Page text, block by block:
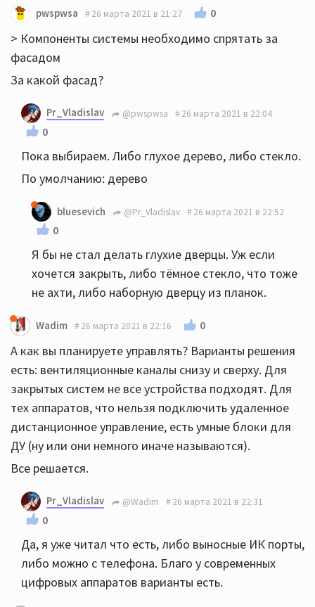
pwspwsa 26 марта 2021 в 21:27 0
> Компоненты системы необходимо спрятать за
фасадом
За какой фасад?
Pr_Vladislav @pwspwsa 26 марта 2021 в 22:04
0
Пока выбираем. Либо глухое дерево, либо стекло.
По умолчанию: дерево
bluesevich @Pr_Vladislav 26 марта 2021 в 22:52
0
Я бы не стал делать глухие дверцы. Уж если
хочется закрыть, либо тёмное стекло, что тоже
не ахти, либо наборную дверцу из планок.
Wadim 26 марта 2021 в 22:16 0
А как вы планируете управлять? Варианты решения
есть: вентиляционные каналы снизу и сверху. Для
закрытых систем не все устройства подходят. Для
тех аппаратов, что нельзя подключить удаленное
дистанционное управление, есть умные блоки для
ДУ (ну или они немного иначе называются).
Все решается.
Pr_Vladislav @Wadim 26 марта 2021 в 22:31
0
Да, я уже читал что есть, либо выносные ИК порты,
либо можно с телефона. Благо у современных
цифровых аппаратов варианты есть.